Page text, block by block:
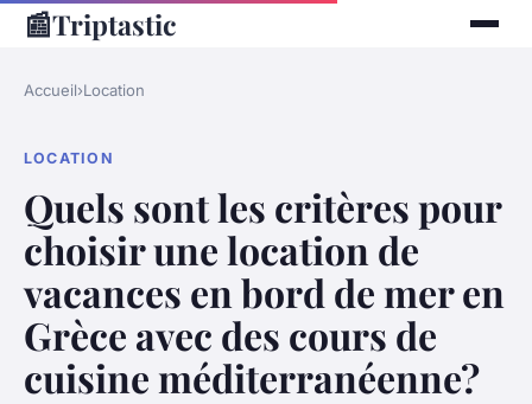
📰Triptastic
Accueil›Location
LOCATION
Quels sont les critères pour
choisir une location de
vacances en bord de mer en
Grèce avec des cours de
cuisine méditerranéenne?